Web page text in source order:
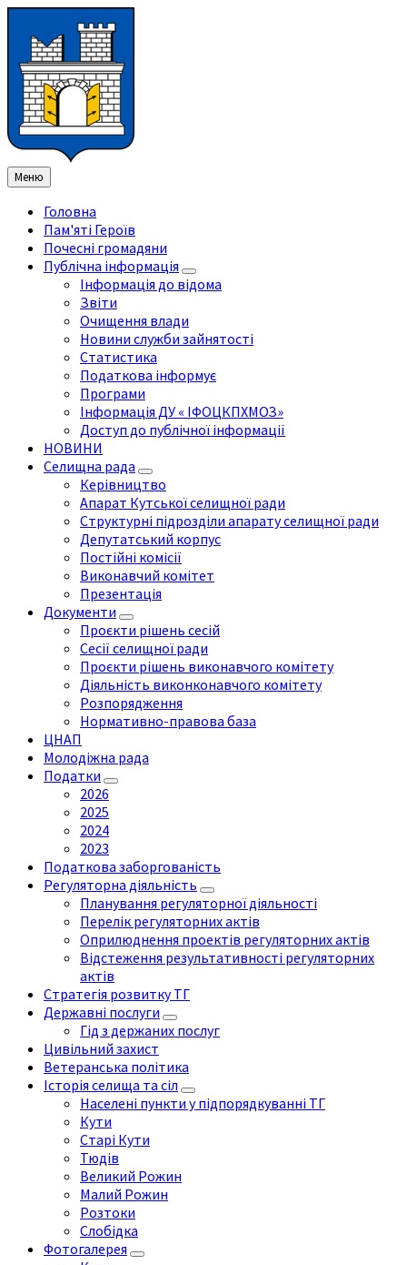
змісту
ліву
бічну
панель
праву
бічну
панель
нижнього
колонтитула
Меню
Головна
Пам'яті Героїв
Почесні громадяни
Публічна інформація
Інформація до відома
Звіти
Очищення влади
Новини служби зайнятості
Статистика
Податкова інформує
Програми
Інформація ДУ « ІФОЦКПХМОЗ»
Доступ до публічної інформації
НОВИНИ
Селищна рада
Керівництво
Апарат Кутської селищної ради
Структурні підрозділи апарату селищної ради
Депутатський корпус
Постійні комісії
Виконавчий комітет
Презентація
Документи
Проєкти рішень сесій
Сесії селищної ради
Проєкти рішень виконавчого комітету
Діяльність виконконавчого комітету
Розпорядження
Нормативно-правова база
ЦНАП
Молодіжна рада
Податки
2026
2025
2024
2023
Податкова заборгованість
Регуляторна діяльність
Планування регуляторної діяльності
Перелік регуляторних актів
Оприлюднення проектів регуляторних актів
Відстеження результативності регуляторних
актів
Стратегія розвитку ТГ
Державні послуги
Гід з держаних послуг
Цивільний захист
Ветеранська політика
Історія селища та сіл
Населені пункти у підпорядкуванні ТГ
Кути
Старі Кути
Тюдів
Великий Рожин
Малий Рожин
Розтоки
Слобідка
Фотогалерея